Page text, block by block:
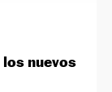
nuevos